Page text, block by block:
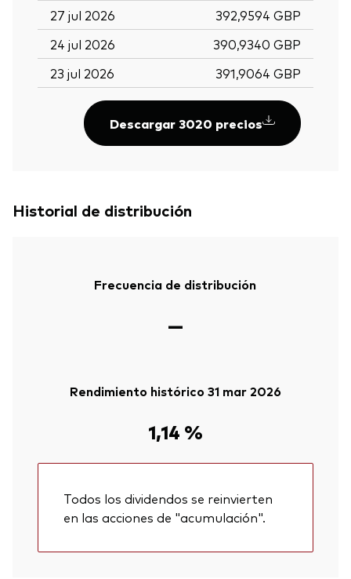
27 jul 2026
392,9594 GBP
24 jul 2026
390,9340 GBP
23 jul 2026
391,9064 GBP
Descargar 3020 precios
Historial de distribución
Frecuencia de distribución
—
Rendimiento histórico 31 mar 2026
1,14 %
Todos los dividendos se reinvierten
en las acciones de "acumulación".